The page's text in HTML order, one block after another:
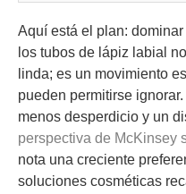
Aquí está el plan:
los tubos de lápiz labial
linda; es un movimiento
pueden permitirse
menos desperdicio y un
perspectiva de McKinsey
nota una creciente
soluciones cosméticas